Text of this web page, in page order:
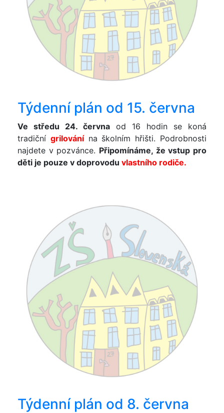
Týdenní plán od 15. června
Ve středu 24. června od 16 hodin se koná
tradiční grilovánína školním hřišti. Podrobnosti
najdete v pozvánce. Připomínáme, že vstup pro
děti je pouze v doprovodu vlastního rodiče.
Týdenní plán od 8. června